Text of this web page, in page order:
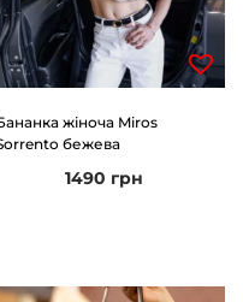
жіноча Miros
бежева
1490 грн